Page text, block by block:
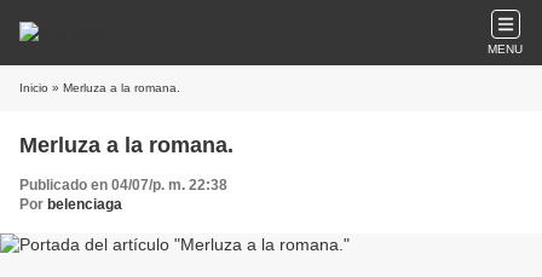
MENU
Inicio » Merluza a la romana.
Merluza a la romana.
Publicado en 04/07/p. m. 22:38
Por belenciaga